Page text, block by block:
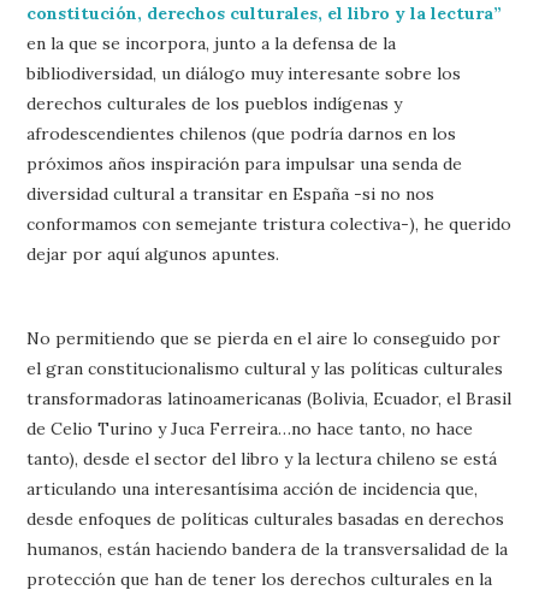
constitución, derechos culturales, el libro y la lectura”
en la que se incorpora, junto a la defensa de la
bibliodiversidad, un diálogo muy interesante sobre los
derechos culturales de los pueblos indígenas y
afrodescendientes chilenos (que podría darnos en los
próximos años inspiración para impulsar una senda de
diversidad cultural a transitar en España -si no nos
conformamos con semejante tristura colectiva-), he querido
dejar por aquí algunos apuntes.
No permitiendo que se pierda en el aire lo conseguido por
el gran constitucionalismo cultural y las políticas culturales
transformadoras latinoamericanas (Bolivia, Ecuador, el Brasil
de Celio Turino y Juca Ferreira…no hace tanto, no hace
tanto), desde el sector del libro y la lectura chileno se está
articulando una interesantísima acción de incidencia que,
desde enfoques de políticas culturales basadas en derechos
humanos, están haciendo bandera de la transversalidad de la
protección que han de tener los derechos culturales en la